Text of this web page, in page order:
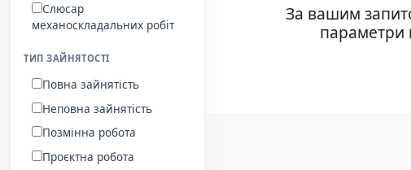
Слюсар
механоскладальних робіт
ТИП ЗАЙНЯТОСТІ
Повна зайнятість
Неповна зайнятість
Позмінна робота
Проєктна робота
За вашим
параметри